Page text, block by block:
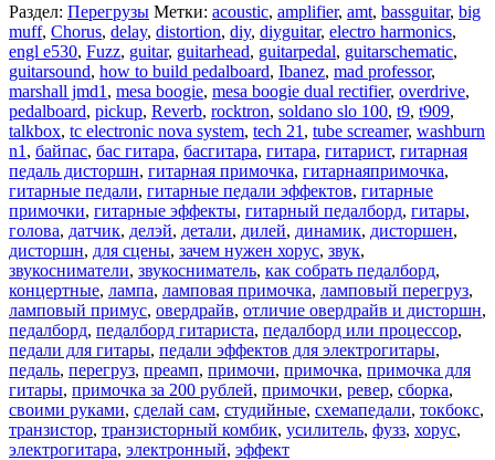
Раздел: Перегрузы Метки: acoustic, amplifier, amt, bassguitar, big
muff, Chorus, delay, distortion, diy, diyguitar, electro harmonics,
engl e530, Fuzz, guitar, guitarhead, guitarpedal, guitarschematic,
guitarsound, how to build pedalboard, Ibanez, mad professor,
marshall jmd1 , mesa boogie, mesa boogie dual rectifier, overdrive,
pedalboard, pickup, Reverb, rocktron, soldano slo 100, t9, t909,
talkbox, tc electronic nova system, tech 21 , tube screamer, washburn
n1 , байпас, бас гитара, басгитара, гитара, гитарист, гитарная
педаль дисторшн, гитарная примочка, гитарнаяпримочка,
гитарные педали, гитарные педали эффектов, гитарные
примочки, гитарные эффекты, гитарный педалборд, гитары,
голова, датчик, делэй, детали, дилей, динамик, дисторшен,
дисторшн, для сцены, зачем нужен хорус, звук,
звукосниматели, звукосниматель, как собрать педалборд,
концертные, лампа, ламповая примочка, ламповый перегруз,
ламповый примус, овердрайв, отличие овердрайв и дисторшн,
педалборд, педалборд гитариста, педалборд или процессор,
педали для гитары, педали эффектов для электрогитары,
педаль, перегруз, преамп, примочи, примочка, примочка для
гитары, примочка за 200 рублей, примочки, ревер, сборка,
своими руками, сделай сам, студийные, схемапедали, токбокс,
транзистор, транзисторный комбик, усилитель, фузз, хорус,
электрогитара, электронный, эффект